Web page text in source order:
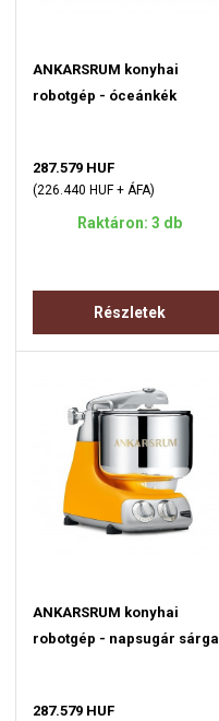
ANKARSRUM konyhai
robotgép - óceánkék
287.579 HUF
(226.440 HUF + ÁFA)
Raktáron: 3 db
Részletek
ANKARSRUM konyhai
robotgép - napsugár sárga
287.579 HUF